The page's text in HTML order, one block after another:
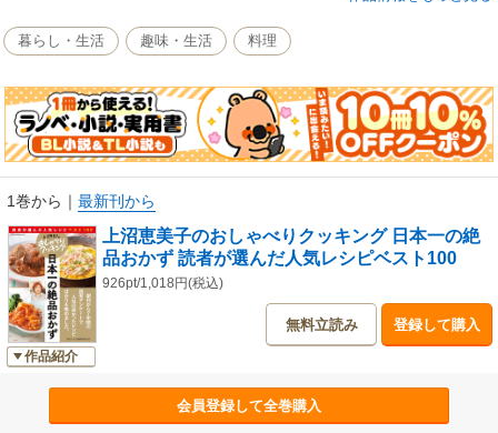
のおかず１００品を豚肉・鶏肉・牛肉など肉の種類別に紹介する。上沼恵
美子さんの「私のＢＥＳＴ３」も紹介。
暮らし・生活 趣味・生活 料理
1巻から ｜ 最新刊から
作品紹介
上沼恵美子のおしゃべりクッキング 日本一の絶
品おかず 読者が選んだ人気レシピベスト100
926pt/1,018円(税込)
無料立読み 登録して購入
会員登録して全巻購入